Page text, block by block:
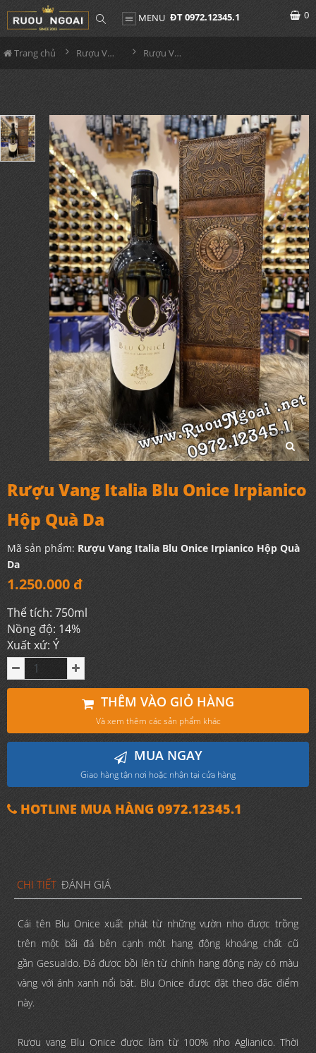
MENU ĐT 0972.12345.1 0
Trang chủ Rượu Vang Hộp Quà Rượu Vang Italia Blu Onice Irpianico Hộp Quà Da
Rượu Vang Italia Blu Onice Irpianico
Hộp Quà Da
Mã sản phẩm: Rượu Vang Italia Blu Onice Irpianico Hộp Quà
Da
1.250.000 đ
Thể tích: 750ml
Nồng độ: 14%
Xuất xứ: Ý
THÊM VÀO GIỎ HÀNG
Và xem thêm các sản phẩm khác
MUA NGAY
Giao hàng tận nơi hoặc nhận tại cửa hàng
HOTLINE MUA HÀNG 0972.12345.1
CHI TIẾT ĐÁNH GIÁ
Cái tên Blu Onice xuất phát từ những vườn nho được trồng
trên một bãi đá bên cạnh một hang động khoáng chất cũ
gần Gesualdo. Đá được bồi lên từ chính hang động này có màu
vàng với ánh xanh nổi bật. Blu Onice được đặt theo đặc điểm
này.
Rượu vang Blu Onice được làm từ 100% nho Aglianico. Thời